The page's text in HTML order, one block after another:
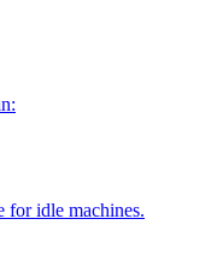
for idle machines.